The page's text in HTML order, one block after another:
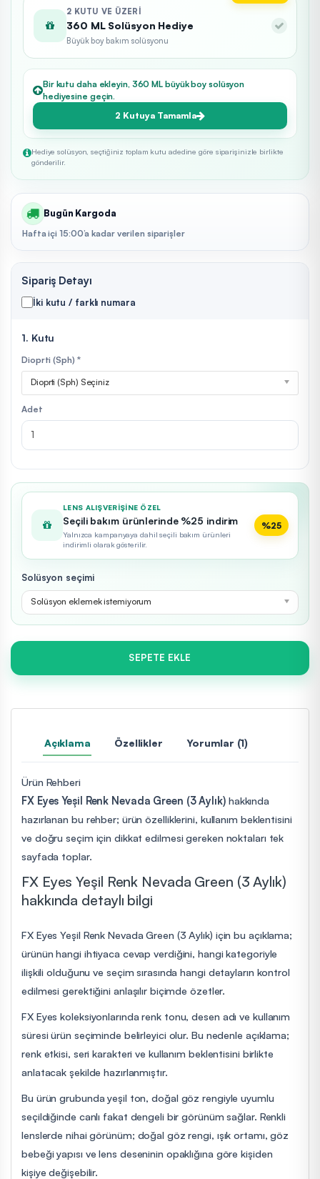
2 KUTU VE ÜZERI
360 ML Solüsyon Hediye
Büyük boy bakım solüsyonu
Bir kutu daha ekleyin, 360 ML büyük boy solüsyon
hediyesine geçin.
2 Kutuya Tamamla
Hediye solüsyon, seçtiğiniz toplam kutu adedine göre siparişinizle birlikte
gönderilir.
Bugün Kargoda
Hafta içi 15:00’a kadar verilen siparişler
Sipariş Detayı
İki kutu / farklı numara
1. Kutu
Dioprti (Sph) *
Dioprti (Sph) Seçiniz
Adet
LENS ALIŞVERIŞINE ÖZEL
Seçili bakım ürünlerinde %25 indirim
Yalnızca kampanyaya dahil seçili bakım ürünleri
indirimli olarak gösterilir.
%25
Solüsyon seçimi
Solüsyon eklemek istemiyorum
SEPETE EKLE
Açıklama Özellikler Yorumlar (1)
Ürün Rehberi
FX Eyes Yeşil Renk Nevada Green (3 Aylık)hakkında
hazırlanan bu rehber; ürün özelliklerini, kullanım beklentisini
ve doğru seçim için dikkat edilmesi gereken noktaları tek
sayfada toplar.
FX Eyes Yeşil Renk Nevada Green (3 Aylık)
hakkında detaylı bilgi
FX Eyes Yeşil Renk Nevada Green (3 Aylık) için bu açıklama;
ürünün hangi ihtiyaca cevap verdiğini, hangi kategoriyle
ilişkili olduğunu ve seçim sırasında hangi detayların kontrol
edilmesi gerektiğini anlaşılır biçimde özetler.
FX Eyes koleksiyonlarında renk tonu, desen adı ve kullanım
süresi ürün seçiminde belirleyici olur. Bu nedenle açıklama;
renk etkisi, seri karakteri ve kullanım beklentisini birlikte
anlatacak şekilde hazırlanmıştır.
Bu ürün grubunda yeşil ton, doğal göz rengiyle uyumlu
seçildiğinde canlı fakat dengeli bir görünüm sağlar. Renkli
lenslerde nihai görünüm; doğal göz rengi, ışık ortamı, göz
bebeği yapısı ve lens deseninin opaklığına göre kişiden
kişiye değişebilir.